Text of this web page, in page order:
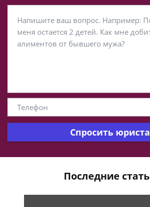
Спросить юриста
Последние